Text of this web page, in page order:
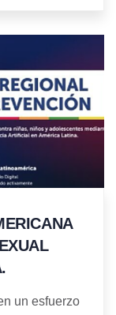
un esfuerzo